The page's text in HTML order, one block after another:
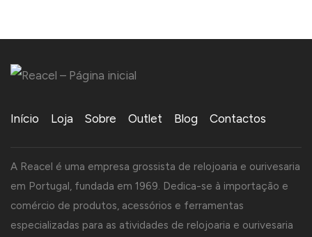
Início Loja Sobre Outlet Blog Contactos
A Reacel é uma empresa grossista de relojoaria e ourivesaria
em Portugal, fundada em 1969. Dedica-se à importação e
comércio de produtos, acessórios e ferramentas
especializadas para as atividades de relojoaria e ourivesaria